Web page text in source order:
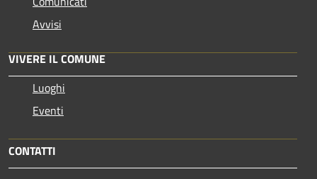
Avvisi
VIVERE IL COMUNE
Luoghi
Eventi
CONTATTI